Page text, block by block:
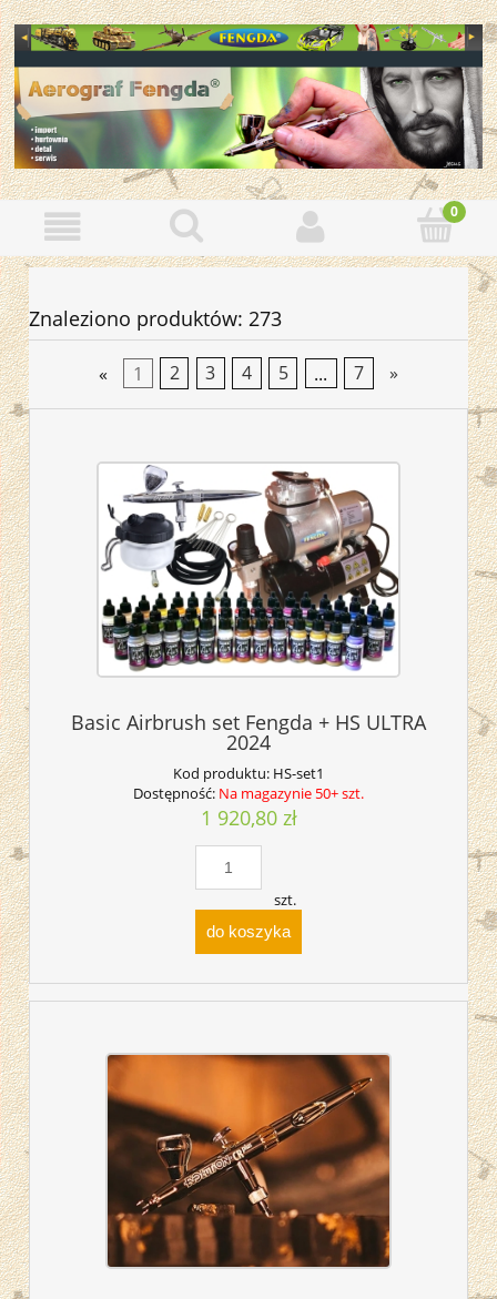
Znaleziono produktów: 273
« 1 2 3 4 5 ... 7 »
Basic Airbrush set Fengda + HS ULTRA
2024
Kod produktu: HS-set1
Dostępność: Na magazynie 50+ szt.
1 920,80 zł
szt.
do koszyka